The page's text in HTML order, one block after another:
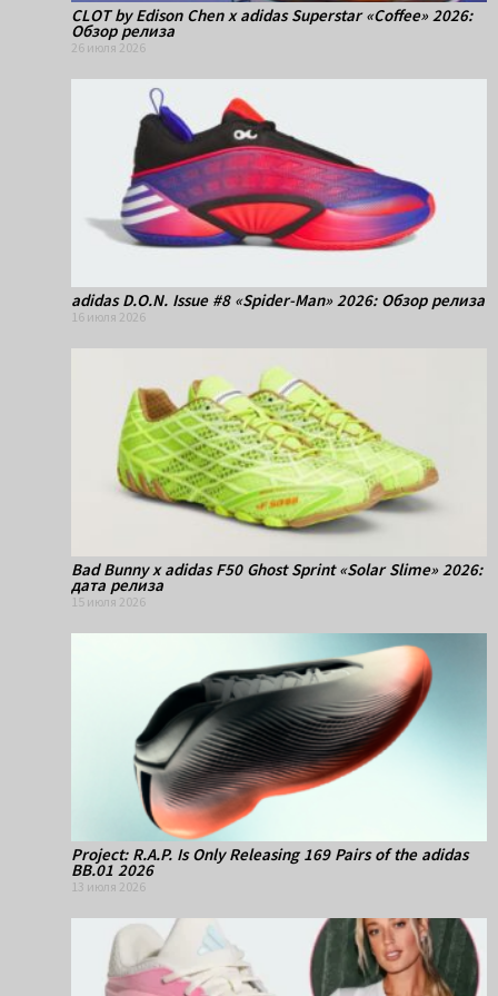
CLOT by Edison Chen x adidas Superstar «Coffee» 2026:
Обзор релиза
26 июля 2026
adidas D.O.N. Issue #8 «Spider-Man» 2026: Обзор релиза
16 июля 2026
Bad Bunny x adidas F50 Ghost Sprint «Solar Slime» 2026:
дата релиза
15 июля 2026
Project: R.A.P. Is Only Releasing 169 Pairs of the adidas
BB.01 2026
13 июля 2026